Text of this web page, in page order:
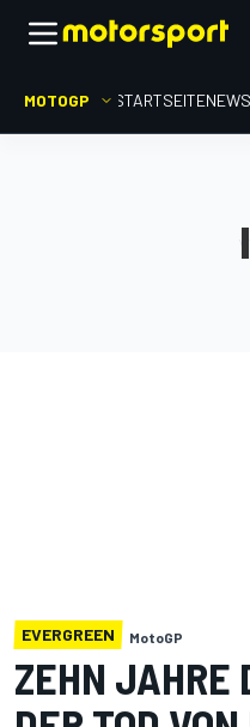
MOTOGP STARTSEITENEWS
EVERGREEN MotoGP
ZEHN JAHRE